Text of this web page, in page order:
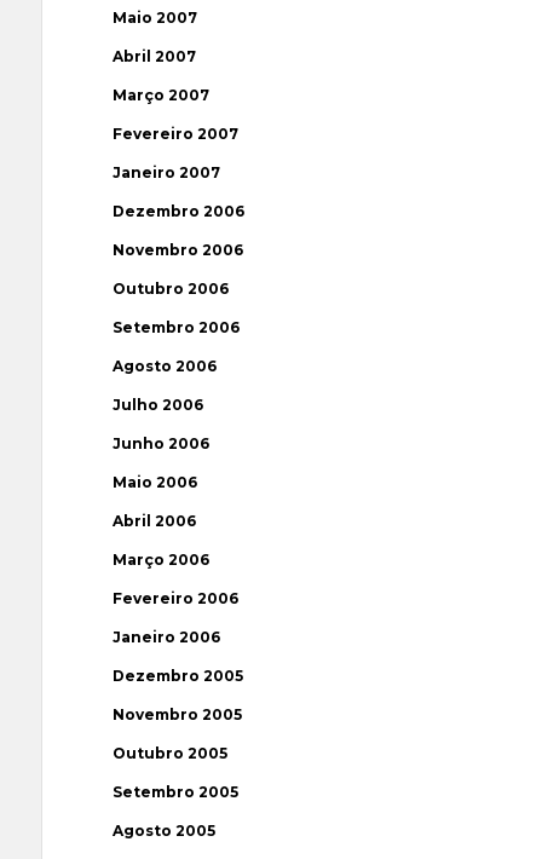
Maio 2007
Abril 2007
Março 2007
Fevereiro 2007
Janeiro 2007
Dezembro 2006
Novembro 2006
Outubro 2006
Setembro 2006
Agosto 2006
Julho 2006
Junho 2006
Maio 2006
Abril 2006
Março 2006
Fevereiro 2006
Janeiro 2006
Dezembro 2005
Novembro 2005
Outubro 2005
Setembro 2005
Agosto 2005